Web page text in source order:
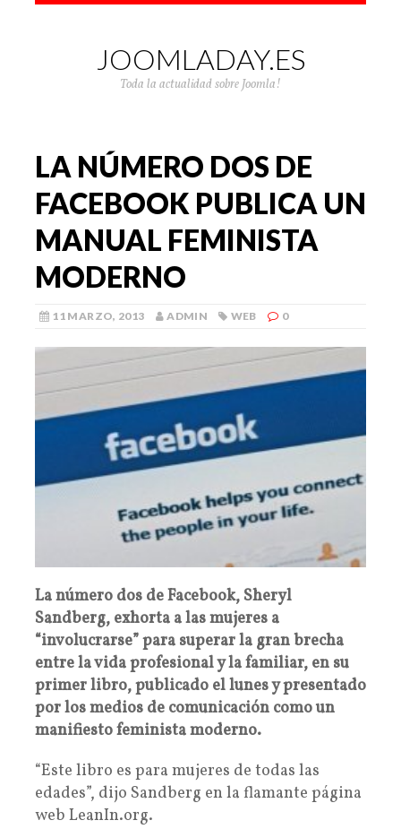
JOOMLADAY.ES
Toda la actualidad sobre Joomla!
LA NÚMERO DOS DE
FACEBOOK PUBLICA UN
MANUAL FEMINISTA
MODERNO
11 MARZO, 2013 ADMIN WEB 0
La número dos de Facebook, Sheryl
Sandberg, exhorta a las mujeres a
“involucrarse” para superar la gran brecha
entre la vida profesional y la familiar, en su
primer libro, publicado el lunes y presentado
por los medios de comunicación como un
manifiesto feminista moderno.
“Este libro es para mujeres de todas las
edades”, dijo Sandberg en la flamante página
web LeanIn.org.